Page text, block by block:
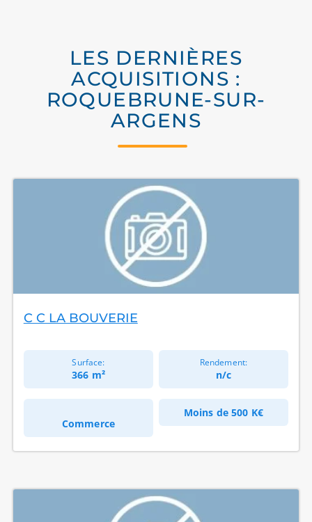
LES DERNIÈRES
ACQUISITIONS :
ROQUEBRUNE-SUR-
ARGENS
C C LA BOUVERIE
Surface:
366 m²
Rendement:
n/c
Commerce
Moins de500 K€